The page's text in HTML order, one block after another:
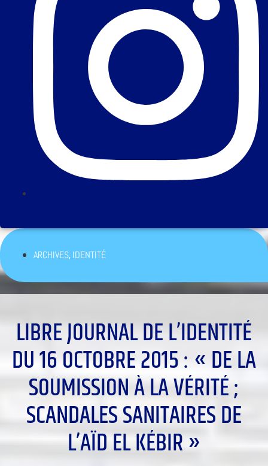
ARCHIVES,IDENTITÉ
LIBRE JOURNAL DE L’IDENTITÉ
DU 16 OCTOBRE 2015 : « DE LA
SOUMISSION À LA VÉRITÉ ;
SCANDALES SANITAIRES DE
L’AÏD EL KÉBIR »